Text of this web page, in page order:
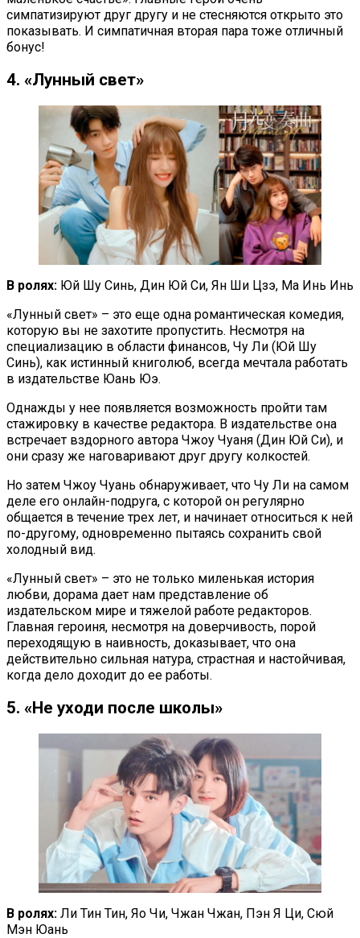
симпатизируют друг другу и не стесняются открыто это
показывать. И симпатичная вторая пара тоже отличный
бонус!
4. «Лунный свет»
В ролях: Юй Шу Синь, Дин Юй Си, Ян Ши Цзэ, Ма Инь Инь
«Лунный свет» – это еще одна романтическая комедия,
которую вы не захотите пропустить. Несмотря на
специализацию в области финансов, Чу Ли (Юй Шу
Синь), как истинный книголюб, всегда мечтала работать
в издательстве Юань Юэ.
Однажды у нее появляется возможность пройти там
стажировку в качестве редактора. В издательстве она
встречает вздорного автора Чжоу Чуаня (Дин Юй Си), и
они сразу же наговаривают друг другу колкостей.
Но затем Чжоу Чуань обнаруживает, что Чу Ли на самом
деле его онлайн-подруга, с которой он регулярно
общается в течение трех лет, и начинает относиться к ней
по-другому, одновременно пытаясь сохранить свой
холодный вид.
«Лунный свет» – это не только миленькая история
любви, дорама дает нам представление об
издательском мире и тяжелой работе редакторов.
Главная героиня, несмотря на доверчивость, порой
переходящую в наивность, доказывает, что она
действительно сильная натура, страстная и настойчивая,
когда дело доходит до ее работы.
5. «Не уходи после школы»
В ролях: Ли Тин Тин, Яо Чи, Чжан Чжан, Пэн Я Ци, Сюй
Мэн Юань